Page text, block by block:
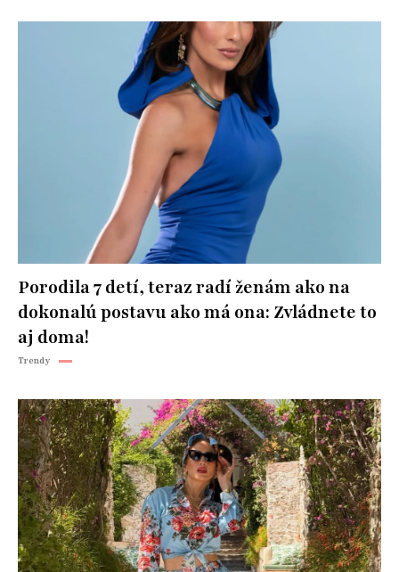
Porodila 7 detí, teraz radí ženám ako na
dokonalú postavu ako má ona: Zvládnete to
aj doma!
Trendy